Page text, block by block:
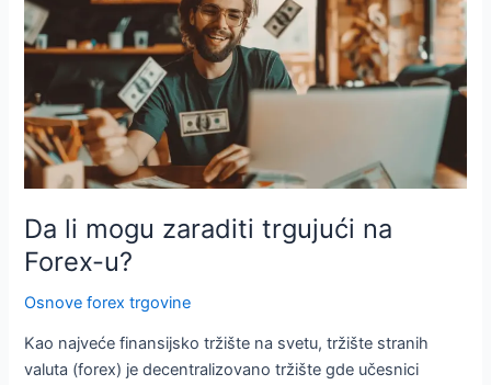
Da li mogu zaraditi trgujući na
Forex-u?
Osnove forex trgovine
Kao najveće finansijsko tržište na svetu, tržište stranih
valuta (forex) je decentralizovano tržište gde učesnici